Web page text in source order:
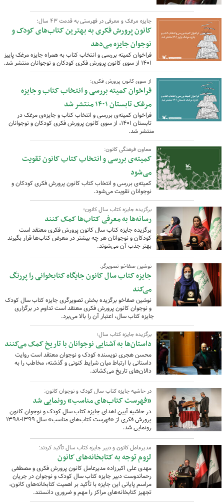
جایزه مرغک و معرفی در فهرستی به قدمت ۴۳ سال؛
کانون پرورش فکری به بهترین کتاب‌های کودک و
نوجوان جایزه می‌دهد
فراخوان کمیته بررسی و انتخاب کتاب به همراه جایزه مرغک پاییز
١۴٠۱ از سوی کانون پرورش فکری کودکان و نوجوانان منتشر شد.
از سوی کانون پرورش فکری؛
فراخوان کمیته بررسی و انتخاب کتاب و جایزه‌
مرغک تابستان ۱۴۰۱ منتشر شد
فراخوان کمیته‌ی بررسی و انتخاب کتاب و جایزه‌ی مرغک در
تابستان ۱۴۰۱، از سوی کانون پرورش فکری کودکان و نوجوانان
منتشر شد.
معاون فرهنگی کانون:
کمیته‌ی بررسی و انتخاب کتاب کانون تقویت
می‌شود
کمیته‌ی بررسی و انتخاب کتاب کانون پرورش فکری کودکان و
نوجوانان تقویت می‌شود.
برگزیده جایزه کتاب سال کانون؛
رسانه‌ها به معرفی کتاب‌ها کمک کنند
برگزیده جایزه کتاب سال کانون پرورش فکری معتقد است
کودکان و نوجوانان هر چه بیشتر در معرض کتاب‌ها قرار بگیرند
بهتر جذب آن می‌شوند.
نوشین صفاخو تصویرگر:
جایزه کتاب سال کانون جایگاه کتابخوانی را پررنگ
می‌کند
نوشین صفاخو برگزیده بخش تصویرگری جایزه کتاب سال کودک
و نوجوان کانون پرورش فکری معتقد است تداوم در برگزاری
جایزه کتاب سال، اعتبار آن را بالا می‌برد.
برگزیده جایزه کتاب سال؛
داستان‌ها به آشنایی نوجوانان با تاریخ کمک می‌کنند
محسن هجری نویسنده کودک و نوجوان معتقد است روایت
داستانی با ارتباط میان شرایط کنونی و گذشته، مخاطب را به
دالان‌های تاریخ می‌کشاند.
در حاشیه جایزه کتاب سال کودک و نوجوان کانون:
«فهرست کتاب‌های مناسب» رونمایی شد
در حاشیه آیین اهدای جایزه کتاب سال کودک و نوجوان کانون
پرورش فکری از «فهرست کتاب‌های مناسب» سال ۱۳۹۹-۱۳۹۸
رونمایی شد.
مدیرعامل کانون و دبیر جایزه کتاب سال تأکید کردند:
لزوم توجه به کتابخانه‌های کانون
مهدی علی اکبرزاده مدیرعامل کانون پرورش فکری و مصطفی
رحماندوست دبیر جایزه کتاب سال کودک و نوجوان در جریان
مراسم پایانی این جایزه با تأکید بر اهمیت کتابخانه‌های کانون،
تجهیز کتابخانه‌های مراکز را مهم و ضروری دانستند.